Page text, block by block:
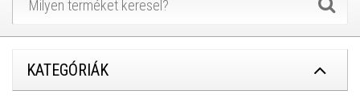
KATEGÓRIÁK